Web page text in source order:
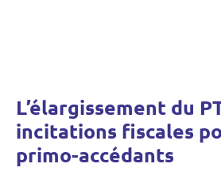
L’élargissement du
incitations fiscales
primo-accédants